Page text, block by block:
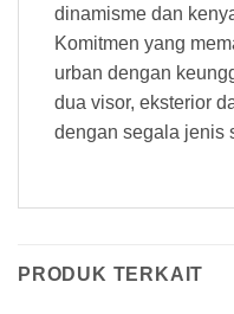
dinamisme dan
Komitmen yang
urban dengan
dua visor, eksterior
dengan segala jenis
PRODUK TERKAIT